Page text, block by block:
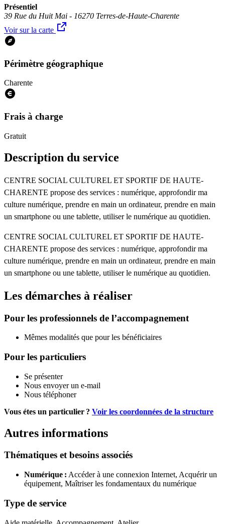
Présentiel
39 Rue du Huit Mai - 16270 Terres-de-Haute-Charente
Voir sur la carte
Périmètre géographique
Charente
Frais à charge
Gratuit
Description du service
CENTRE SOCIAL CULTUREL ET SPORTIF DE HAUTE-
CHARENTE propose des services : numérique, approfondir ma
culture numérique, prendre en main un ordinateur, prendre en main
un smartphone ou une tablette, utiliser le numérique au quotidien.
CENTRE SOCIAL CULTUREL ET SPORTIF DE HAUTE-
CHARENTE propose des services : numérique, approfondir ma
culture numérique, prendre en main un ordinateur, prendre en main
un smartphone ou une tablette, utiliser le numérique au quotidien.
Les démarches à réaliser
Pour les professionnels de l’accompagnement
Mêmes modalités que pour les bénéficiaires
Pour les particuliers
Se présenter
Nous envoyer un e-mail
Nous téléphoner
Vous étes un particulier ? Voir les coordonnées de la structure
Autres informations
Thématiques et besoins associés
Numérique : Accéder à une connexion Internet, Acquérir un
équipement, Maîtriser les fondamentaux du numérique
Type de service